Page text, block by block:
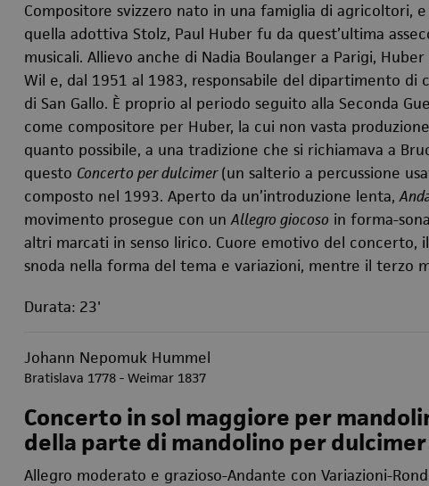
Compositore svizzero nato in una famiglia di agricoltori,
quella adottiva Stolz, Paul Huber fu da quest’ultima
musicali. Allievo anche di Nadia Boulanger a Parigi,
Wil e, dal 1951 al 1983, responsabile del dipartimento di
di San Gallo. È proprio al periodo seguito alla Seconda
come compositore per Huber, la cui non vasta
quanto possibile, a una tradizione che si richiamava a
questo Concerto per dulcimer(un salterio a percussione
composto nel 1993. Aperto da un’introduzione lenta,
movimento prosegue con unAllegro giocoso in forma-
altri marcati in senso lirico. Cuore emotivo del concerto,
snoda nella forma del tema e variazioni, mentre il terzo
Durata: 23'
Johann Nepomuk Hummel
Bratislava 1778 - Weimar 1837
Concerto in sol maggiore per
della parte di mandolino per
Allegro moderato e grazioso-Andante con Variazioni-